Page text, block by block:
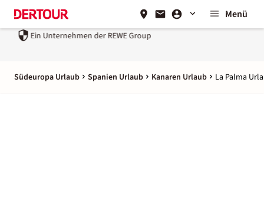
Menü
Ein Unternehmen derREWE Group
Südeuropa Urlaub Spanien Urlaub Kanaren Urlaub La Palma